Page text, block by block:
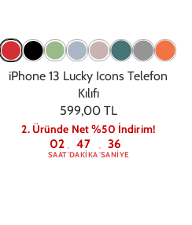
iPhone 13 Lucky Icons Telefon
Kılıfı
599,00 TL
2. Üründe Net %50 İndirim!
02
SAAT: 47
DAKIKA: 36
SANIYE